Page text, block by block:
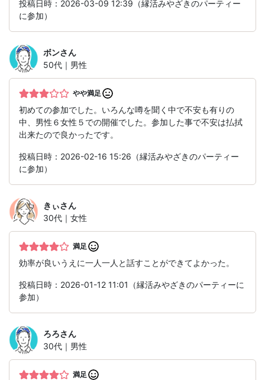
投稿日時：2026-03-09 12:39（縁活みやざきのパーティー
に参加）
ボンさん
50代｜男性
やや満足
初めての参加でした。いろんな噂を聞く中で不安も有りの
中、男性６女性５での開催でした。参加した事で不安は払拭
出来たので良かったです。
投稿日時：2026-02-16 15:26（縁活みやざきのパーティー
に参加）
きぃさん
30代｜女性
満足
効率が良いうえに一人一人と話すことができてよかった。
投稿日時：2026-01-12 11:01（縁活みやざきのパーティーに
参加）
ろろさん
30代｜男性
満足